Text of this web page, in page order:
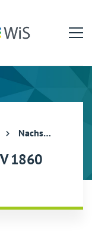
Nachsorgegruppe des TV 1860 Bad Windsheim
1860